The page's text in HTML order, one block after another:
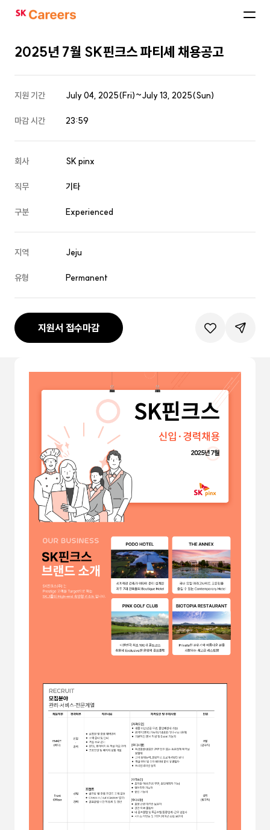
SK
2025년 7월 SK핀크스 파티셰 채용공고
지원 기간 July 04, 2025(Fri)~July 13, 2025(Sun)
마감 시간 23:59
회사 SK pinx
직무 기타
구분 Experienced
지역 Jeju
유형 Permanent
지원서 접수마감 관심공고등록
공유하